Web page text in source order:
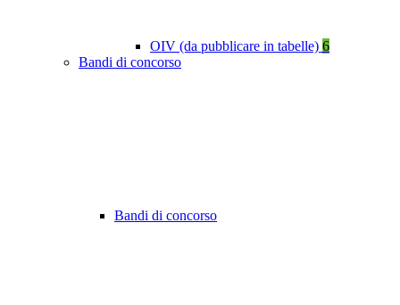
OIV (da pubblicare in tabelle) 6
Bandi di concorso
Bandi di concorso